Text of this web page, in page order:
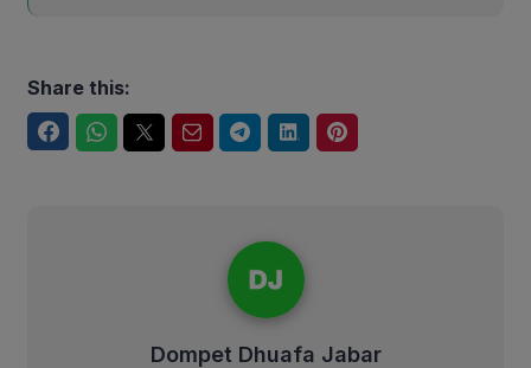
Share this:
Dompet Dhuafa Jabar